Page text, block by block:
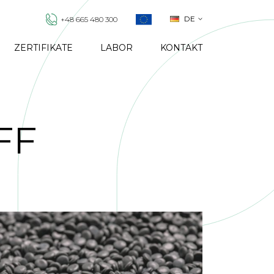
+48 665 480 300 DE
ZERTIFIKATE LABOR KONTAKT